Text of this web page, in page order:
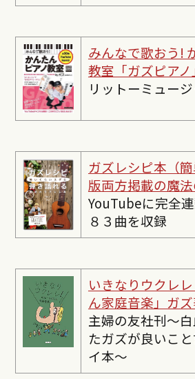
みんなで歌おう!
教室「ガズピアノ
リットーミュー
ガズレシピ本（
版両方掲載の魔法
YouTubeに完全
８３曲を収録
いきなりウクレ
ん家庭音楽」ガ
主婦の友社刊〜
たガズが良いこ
イ本〜